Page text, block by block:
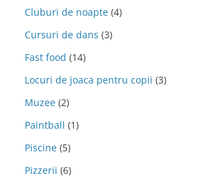
Cluburi de noapte (4)
Cursuri de dans (3)
Fast food (14)
Locuri de joaca pentru copii (3)
Muzee (2)
Paintball (1)
Piscine (5)
Pizzerii (6)